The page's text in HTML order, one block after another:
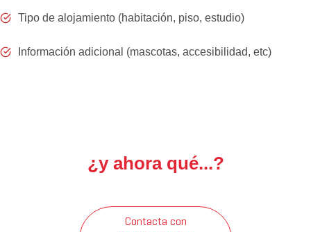
Tipo de alojamiento (habitación, piso, estudio)
Información adicional (mascotas, accesibilidad, etc)
¿y ahora qué...?
Contacta con